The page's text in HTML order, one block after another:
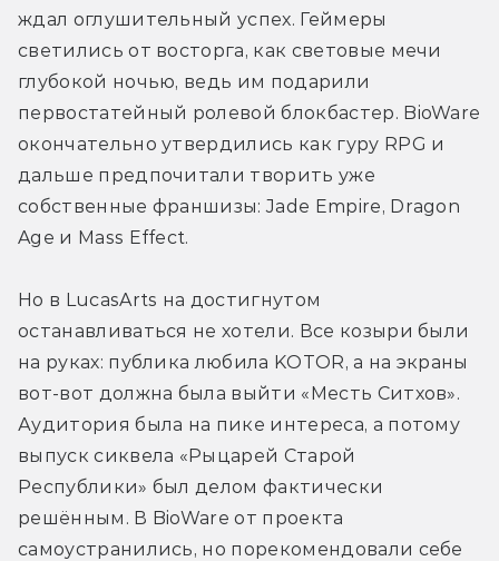
ждал оглушительный успех. Геймеры
светились от восторга, как световые мечи
глубокой ночью, ведь им подарили
первостатейный ролевой блокбастер. BioWare
окончательно утвердились как гуру RPG и
дальше предпочитали творить уже
собственные франшизы: Jade Empire, Dragon
Age и Mass Effect.
Но в LucasArts на достигнутом
останавливаться не хотели. Все козыри были
на руках: публика любила KOTOR, а на экраны
вот-вот должна была выйти «Месть Ситхов».
Аудитория была на пике интереса, а потому
выпуск сиквела «Рыцарей Старой
Республики» был делом фактически
решённым. В BioWare от проекта
самоустранились, но порекомендовали себе